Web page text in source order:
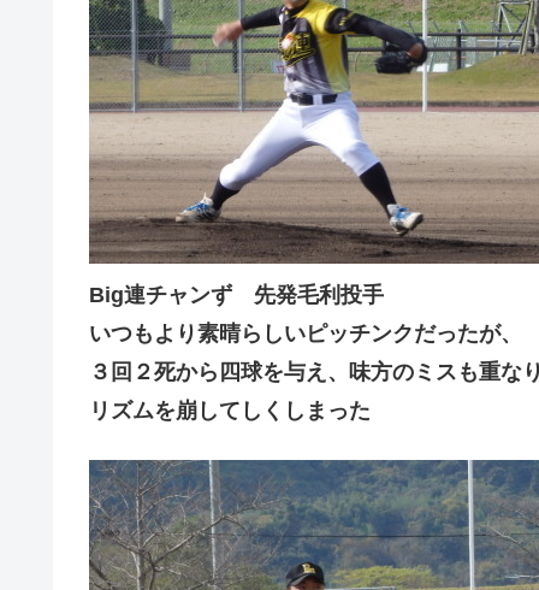
Big連チャンず 先発毛利投手
いつもより素晴らしいピッチンクだったが、
３回２死から四球を与え、味方のミスも重な
リズムを崩してしくしまった